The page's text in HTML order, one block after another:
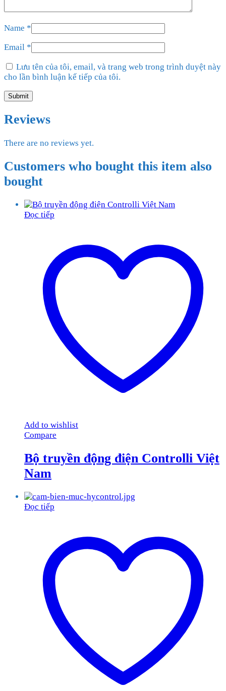
Name *
Email *
Lưu tên của tôi, email, và trang web trong trình duyệt này
cho lần bình luận kế tiếp của tôi.
Reviews
There are no reviews yet.
Customers who bought this item also
bought
Đọc tiếp
Add to wishlist
Compare
Bộ truyền động điện Controlli Việt
Nam
Đọc tiếp